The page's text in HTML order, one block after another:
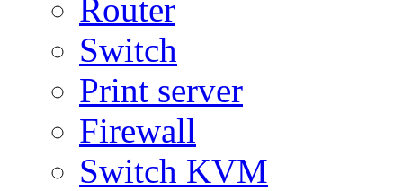
Router
Switch
Print server
Firewall
Switch KVM